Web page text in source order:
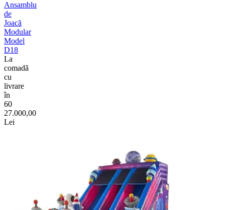
Ansamblu
de
Joacă
Modular
Model
D18
La
comadã
cu
livrare
în
60
27.000,00
Lei